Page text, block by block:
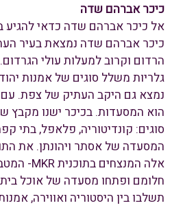
כיכר אברהם שדה
אל כיכר אברהם שדה כדאי
כיכר אברהם שדה נמצאת בעיר
הרדום וקרוב למעלות עולי
גלריות משלל סוגים של אמנות
נמצא גם היקב העתיק של צפת.
הוא המסעדות. בכיכר ישנו
סוגים: קונדיטוריה, פלאפל, בתי
המסעדה של אסתר ויהונתן. את
אלה המנצחים בתוכניתMKR
-
חלומם ופתחו מסעדה של אוכל
תשלבו בין היסטוריה ואווירה,